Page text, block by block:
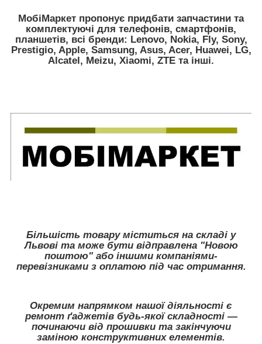
МобiМаркет пропонує придбати запчастини та
комплектуючі для телефонів, смартфонів,
планшетів, всі бренди: Lenovo, Nokia, Fly, Sony,
Prestigio, Apple, Samsung, Asus, Acer, Huawei, LG,
Alcatel, Meizu, Xiaomi, ZTE та інші.
Більшість товару міститься на складі у
Львові та може бути відправлена "Новою
поштою" або іншими компаніями-
перевізниками з оплатою під час отримання.
Окремим напрямком нашої діяльності є
ремонт ґаджетів будь-якої складності —
починаючи від прошивки та закінчуючи
заміною конструктивних елементів.